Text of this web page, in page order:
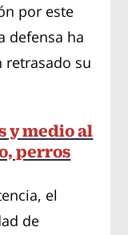
por este
defensa ha
retrasado su
y medio al
perros
el
de